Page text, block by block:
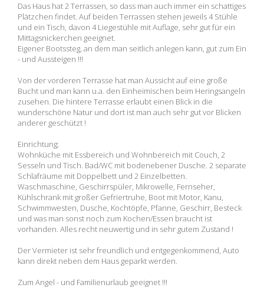
Das Haus hat 2 Terrassen, so dass man auch immer ein schattiges
Plätzchen findet. Auf beiden Terrassen stehen jeweils 4 Stühle
und ein Tisch, davon 4 Liegestühle mit Auflage, sehr gut für ein
Mittagsnickerchen geeignet.
Eigener Bootssteg, an dem man seitlich anlegen kann, gut zum Ein
- und Aussteigen !!!
Von der vorderen Terrasse hat man Aussicht auf eine große
Bucht und man kann u.a. den Einheimischen beim Heringsangeln
zusehen. Die hintere Terrasse erlaubt einen Blick in die
wunderschöne Natur und dort ist man auch sehr gut vor Blicken
anderer geschützt !
Einrichtung;
Wohnküche mit Essbereich und Wohnbereich mit Couch, 2
Sesseln und Tisch. Bad/WC mit bodenebener Dusche. 2 separate
Schlafräume mit Doppelbett und 2 Einzelbetten.
Waschmaschine, Geschirrspüler, Mikrowelle, Fernseher,
Kühlschrank mit großer Gefriertruhe, Boot mit Motor, Kanu,
Schwimmwesten, Dusche, Kochtöpfe, Pfanne, Geschirr, Besteck
und was man sonst noch zum Kochen/Essen braucht ist
vorhanden. Alles recht neuwertig und in sehr gutem Zustand !
Der Vermieter ist sehr freundlich und entgegenkommend, Auto
kann direkt neben dem Haus geparkt werden.
Zum Angel - und Familienurlaub geeignet !!!